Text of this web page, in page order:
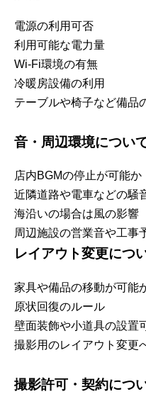
電源の利用可否
利用可能な電力量
Wi-Fi環境の有無
冷暖房設備の利用
テーブルや椅子など備品
音・周辺環境につい
店内BGMの停止が可能か
近隣道路や電車などの騒
海沿いの場合は風の影響
周辺施設の営業音や工事
レイアウト変更につ
家具や備品の移動が可能
原状回復のルール
壁面装飾や小道具の設置
撮影用のレイアウト変更
撮影許可・契約につ